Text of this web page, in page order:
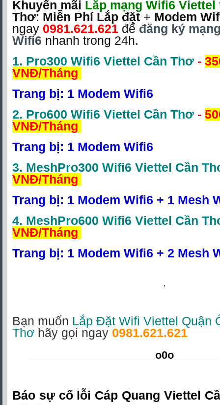
Khuyến mãi Lắp mạng Wifi6 Viettel
Thơ: Miễn Phí Lắp đặt + Modem
ngay 0981.621.621 để đăng ký
Wifi6 nhanh trong 24h.
1. Pro300 Wifi6 Viettel Cần Thơ -
VNĐ/Tháng
Trang bị: 1 Modem Wifi6
2. Pro600 Wifi6 Viettel Cần Thơ -
VNĐ/Tháng
Trang bị: 1 Modem Wifi6
3. MeshPro300 Wifi6 Viettel Cần
VNĐ/Tháng
Trang bị: 1 Modem Wifi6 + 1 Mesh
4. MeshPro600 Wifi6 Viettel Cần
VNĐ/Tháng
Trang bị: 1 Modem Wifi6 + 2 Mesh
Bạn muốn Lắp Đặt Wifi Viettel Quận
Thơ hãy gọi ngay 0981.621.621
_____________________o0o
Báo sự cố lỗi Cáp Quang Viettel